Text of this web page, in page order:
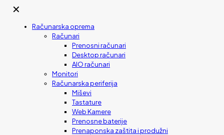
✕
Računarska oprema
Računari
Prenosni računari
Desktop računari
AIO računari
Monitori
Računarska periferija
Miševi
Tastature
Web Kamere
Prenosne baterije
Prenaponska zaštita i produžni